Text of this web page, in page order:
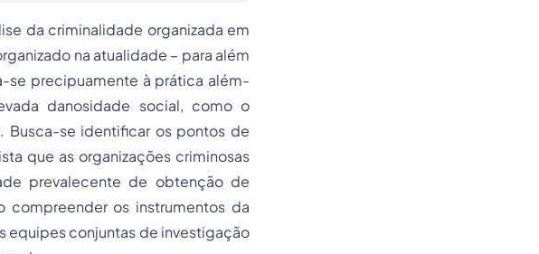
da criminalidade organizada em
na atualidade – para além
se precipuamente à prática além-
danosidade social, como o
Busca-se identificar os pontos de
que as organizações criminosas
prevalecente de obtenção de
os instrumentos da
equipes conjuntas de investigação